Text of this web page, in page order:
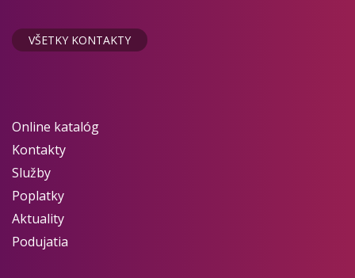
VŠETKY KONTAKTY
Online katalóg
Kontakty
Služby
Poplatky
Aktuality
Podujatia